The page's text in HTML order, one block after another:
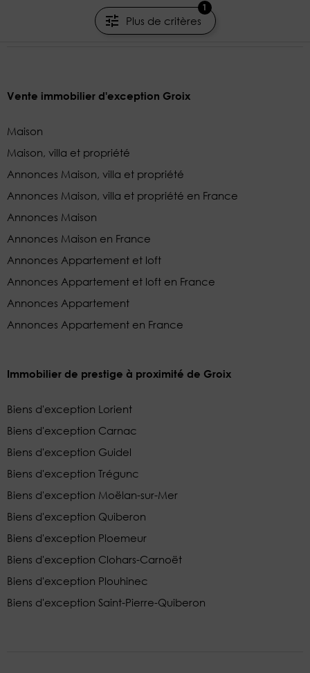
Plus de critères
1
JUNOT CHÂTEAUX & PATRIMOINE
Vente immobilier d'exception Groix
Maison
Maison, villa et propriété
Annonces Maison, villa et propriété
Annonces Maison, villa et propriété en France
Annonces Maison
Annonces Maison en France
Annonces Appartement et loft
Annonces Appartement et loft en France
Annonces Appartement
Annonces Appartement en France
Immobilier de prestige à proximité de Groix
Biens d'exception Lorient
Biens d'exception Carnac
Biens d'exception Guidel
Biens d'exception Trégunc
Biens d'exception Moëlan-sur-Mer
Biens d'exception Quiberon
Biens d'exception Ploemeur
Biens d'exception Clohars-Carnoët
Biens d'exception Plouhinec
Biens d'exception Saint-Pierre-Quiberon